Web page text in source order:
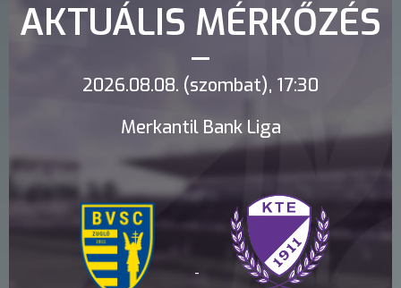
AKTUÁLIS MÉRKŐZÉS
2026.08.08. (szombat), 17:30
Merkantil Bank Liga
-